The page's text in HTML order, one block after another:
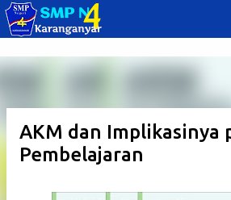
AKM dan Implikasinya
Pembelajaran